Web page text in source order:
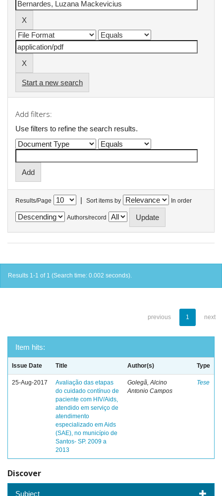
Start a new search
Add filters:
Use filters to refine the search results.
Results/Page | Sort items by In order
Authors/record
Results 1-1 of 1 (Search time: 0.002 seconds).
previous 1 next
Item hits:
Issue Date Title Author(s) Type
25-Aug-2017
Avaliação das etapas
do cuidado contínuo de
paciente com HIV/Aids,
atendido em serviço de
atendimento
especializado em Aids
(SAE), no município de
Santos- SP. 2009 a
2013
Golegã, Alcino
Antonio Campos
Tese
Discover
Subject